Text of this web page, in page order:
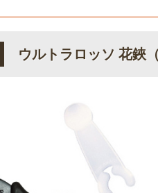
ウルトラロッソ 花鋏